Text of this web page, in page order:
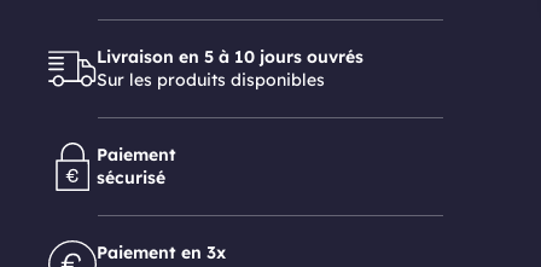
Livraison en 5 à 10 jours ouvrés
Sur les produits disponibles
Paiement
sécurisé
Paiement en 3x